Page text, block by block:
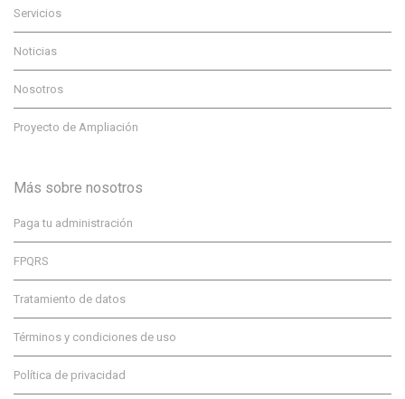
Servicios
Noticias
Nosotros
Proyecto de Ampliación
Más sobre nosotros
Paga tu administración
FPQRS
Tratamiento de datos
Términos y condiciones de uso
Política de privacidad